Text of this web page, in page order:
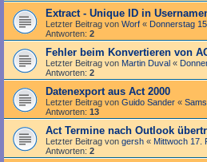
Extract - Unique ID in
Letzter Beitrag von Worf « Donnerstag
Antworten: 2
Fehler beim Konvertieren von
Letzter Beitrag von Martin Duval «
Antworten: 2
Datenexport aus Act 2000
Letzter Beitrag von Guido Sander «
Antworten: 13
Act Termine nach Outlook
Letzter Beitrag von gersh « Mittwoch 17.
Antworten: 2